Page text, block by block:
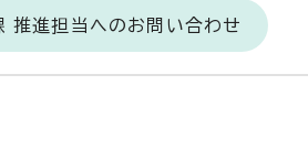
推進担当へのお問い合わせ